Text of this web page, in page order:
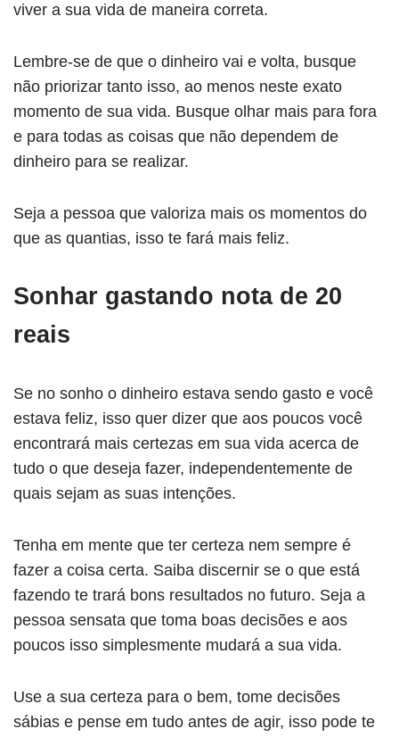
viver a sua vida de maneira correta.
Lembre-se de que o dinheiro vai e volta, busque
não priorizar tanto isso, ao menos neste exato
momento de sua vida. Busque olhar mais para fora
e para todas as coisas que não dependem de
dinheiro para se realizar.
Seja a pessoa que valoriza mais os momentos do
que as quantias, isso te fará mais feliz.
Sonhar gastando nota de 20
reais
Se no sonho o dinheiro estava sendo gasto e você
estava feliz, isso quer dizer que aos poucos você
encontrará mais certezas em sua vida acerca de
tudo o que deseja fazer, independentemente de
quais sejam as suas intenções.
Tenha em mente que ter certeza nem sempre é
fazer a coisa certa. Saiba discernir se o que está
fazendo te trará bons resultados no futuro. Seja a
pessoa sensata que toma boas decisões e aos
poucos isso simplesmente mudará a sua vida.
Use a sua certeza para o bem, tome decisões
sábias e pense em tudo antes de agir, isso pode te